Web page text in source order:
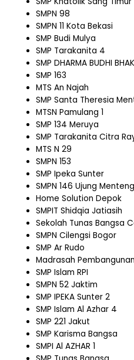
SMPN 98
SMPN 11 Kota Bekasi
SMP Budi Mulya
SMP Tarakanita 4
SMP DHARMA BUDHI
SMP 163
MTS An Najah
SMP Santa Theresia
MTSN Pamulang 1
SMP 134 Meruya
SMP Tarakanita Citra
MTS N 29
SMPN 153
SMP Ipeka Sunter
SMPN 146 Ujung Menteng
Home Solution Depok
SMPIT Shidqia Jatiasih
Sekolah Tunas Bangsa
SMPN Cilengsi Bogor
SMP Ar Rudo
Madrasah
SMP Islam RPI
SMPN 52 Jaktim
SMP IPEKA Sunter 2
SMP Islam Al Azhar 4
SMP 221 Jakut
SMP Karisma Bangsa
SMPI Al AZHAR 1